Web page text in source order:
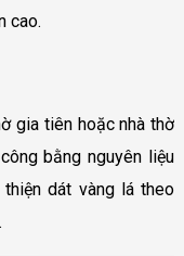
cao.
gia tiên hoặc nhà thờ
bằng nguyên liệu
dát vàng lá theo